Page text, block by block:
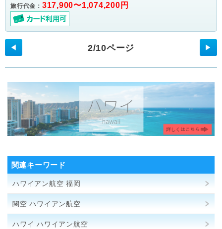
旅行代金： 317,900〜1,074,200円
◀ 2/10ページ ▶
関連キーワード
ハワイアン航空 福岡
関空 ハワイアン航空
ハワイ ハワイアン航空